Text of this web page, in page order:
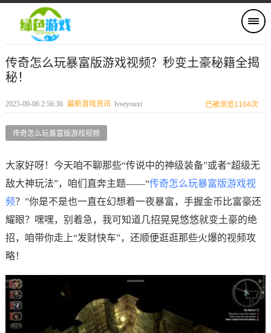
传奇怎么玩暴富版游戏视频？秒变土豪秘籍全揭
秘！
2025-09-06 2:56:36 最新游戏资讯 lvseyouxi 已被浏览1104次
传奇怎么玩暴富版游戏视频
大家好呀！今天咱不聊那些“传说中的神级装备”或者“超级无
敌大神玩法”，咱们直奔主题——“传奇怎么玩暴富版游戏视
频？”你是不是也一直在幻想着一夜暴富，手握金币比富豪还
耀眼？嘿嘿，别着急，我可知道几招晃晃悠悠就变土豪的绝
招，咱带你走上“发财快车”，还顺便逛逛那些火爆的视频攻
略！